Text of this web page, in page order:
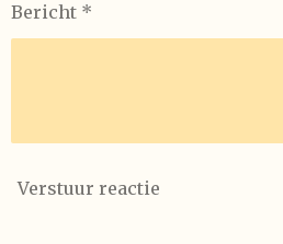
Bericht *
Verstuur reactie